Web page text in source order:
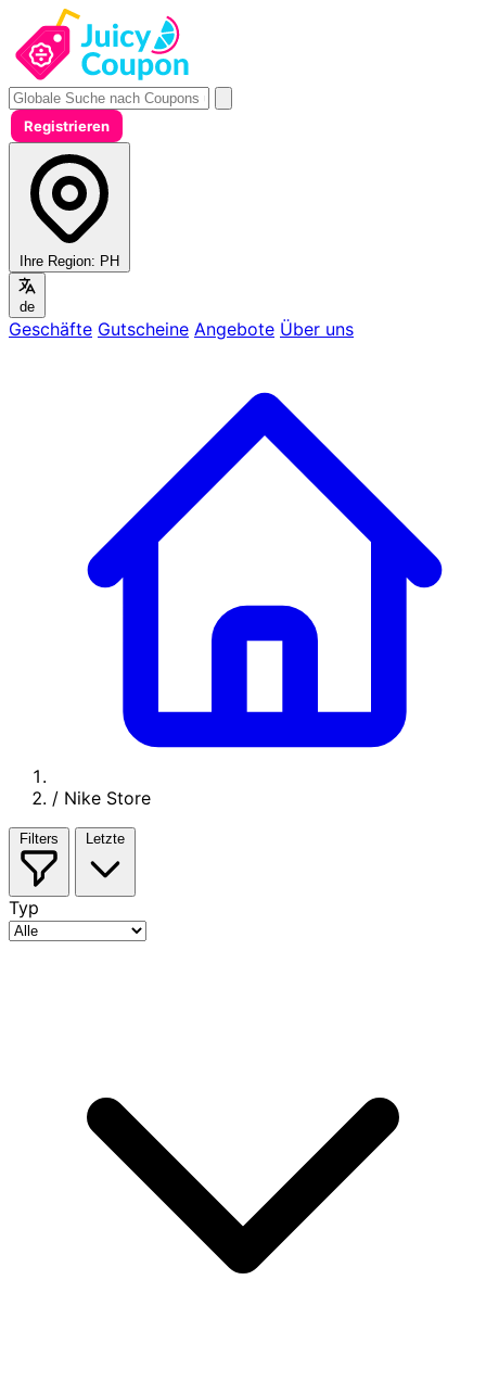
Registrieren
Ihre Region: PH
de
Geschäfte Gutscheine Angebote Über uns
/ Nike Store
Filters Letzte
Typ